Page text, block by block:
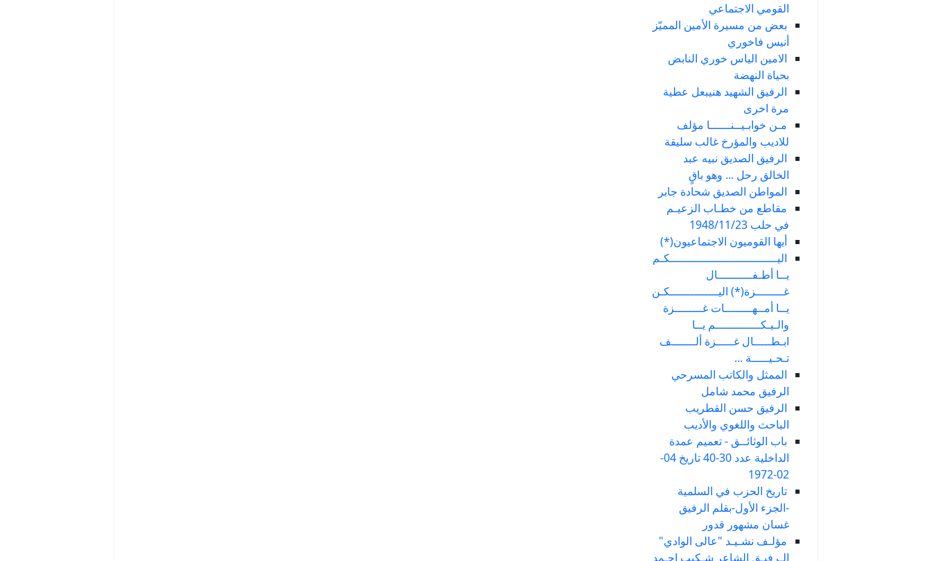
القومي الاجتماعي
بعض من مسيرة الأمين المميّز
أنيس فاخوري
الامين الياس خوري النابض
بحياة النهضة
الرفيق الشهيد هنيبعل عطية
مرة اخرى
مـن خوابـيــنــــــا مؤلف
للاديب والمؤرخ غالب سليقة
الرفيق الصديق نبيه عبد
الخالق رحل ... وهو باقٍ
المواطن الصديق شحادة جابر
مقاطع من خطـاب الزعيـم
في حلب 1948/11/23
أيها القوميون الاجتماعيون(*)
اليـــــــــــــــــــــــــــــــكـم
يــا أطـفــــــــــال
غــــــــزة(*) اليــــــــــــــكـن
يــا أمــهــــــــات غــــــــزة
والـيـكـــــــــــــم يــا
ابـطـــــال غـــــزة ألـــــــف
تـحـيـــــة ...
الممثل والكاتب المسرحي
الرفيق محمد شامل
الرفيق حسن القطريب
الباحث واللغوي والأديب
باب الوثائــق - تعميم عمدة
الداخلية عدد 30-40 تاريخ 04-
02-1972
تاريخ الحزب في السلمية
-الجزء الأول-بقلم الرفيق
غسان مشهور قدور
مؤلـف نشـيـد "عالى الوادي"
الـرفيـق الشاعر شـكيب احـمد